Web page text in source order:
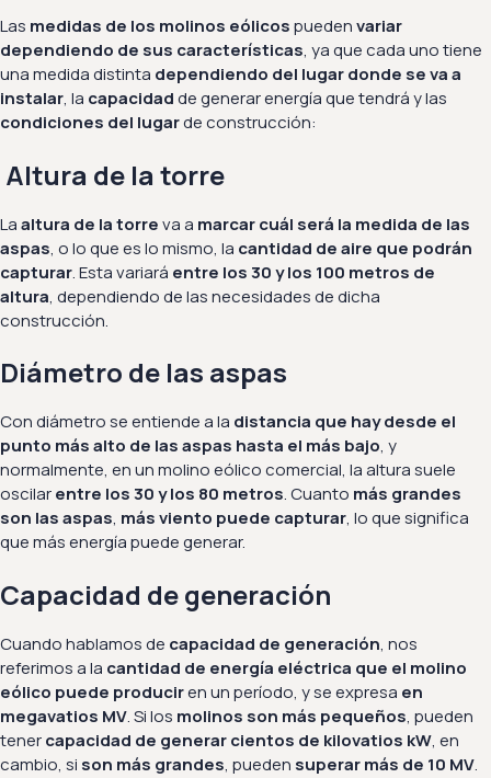
Las medidas de los molinos eólicospuedenvariar
dependiendo de sus características, ya que cada uno tiene
una medida distinta dependiendo del lugar donde se va a
instalar, la capacidadde generar energía que tendrá y las
condiciones del lugarde construcción:
Altura de la torre
Laaltura de la torreva a marcar cuál será la medida de las
aspas, o lo que es lo mismo, la cantidad de aire que podrán
capturar. Esta variará entre los 30 y los 100 metros de
altura, dependiendo de las necesidades de dicha
construcción.
Diámetro de las aspas
Con diámetro se entiende a la distancia que hay desde el
punto más alto de las aspas hasta el más bajo, y
normalmente, en un molino eólico comercial, la altura suele
oscilarentre los 30 y los 80 metros. Cuanto más grandes
son las aspas, más viento puede capturar, lo que significa
que más energía puede generar.
Capacidad de generación
Cuando hablamos de capacidad de generación, nos
referimos a la cantidad de energía eléctrica que el molino
eólico puede produciren un período, y se expresa en
megavatios MV. Si los molinos son más pequeños, pueden
tenercapacidad de generar cientos de kilovatios kW, en
cambio, si son más grandes, pueden superar más de 10 MV.